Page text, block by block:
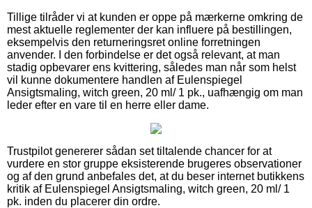
Tillige tilråder vi at kunden er oppe på mærkerne omkring de
mest aktuelle reglementer der kan influere på bestillingen,
eksempelvis den returneringsret online forretningen
anvender. I den forbindelse er det også relevant, at man
stadig opbevarer ens kvittering, således man når som helst
vil kunne dokumentere handlen af Eulenspiegel
Ansigtsmaling, witch green, 20 ml/ 1 pk., uafhængig om man
leder efter en vare til en herre eller dame.
Trustpilot genererer sådan set tiltalende chancer for at
vurdere en stor gruppe eksisterende brugeres observationer
og af den grund anbefales det, at du beser internet butikkens
kritik af Eulenspiegel Ansigtsmaling, witch green, 20 ml/ 1
pk. inden du placerer din ordre.